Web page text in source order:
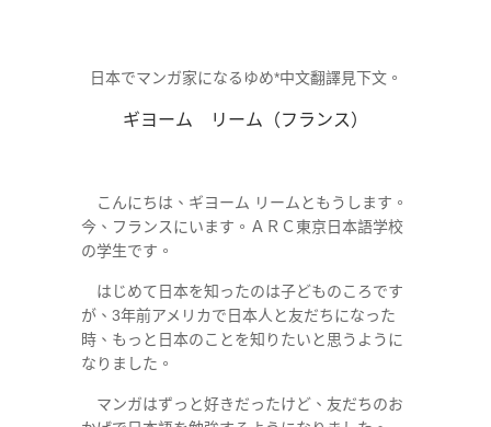
日本でマンガ家になるゆめ*中文翻譯見下文。
ギヨーム リーム（フランス）
こんにちは、ギヨーム リームともうします。
今、フランスにいます。ＡＲＣ東京日本語学校
の学生です。
はじめて日本を知ったのは子どものころです
が、 3年前アメリカで日本人と友だちになった
時、もっと日本のことを知りたいと思うように
なりました。
マンガはずっと好きだったけど、友だちのお